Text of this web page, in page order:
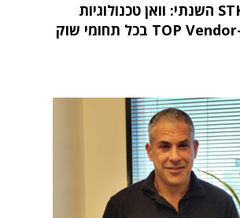
מחקר STKI השנתי: וואן טכנולוגיות
דורגה כ-TOP Vendor בכל תחומי שוק